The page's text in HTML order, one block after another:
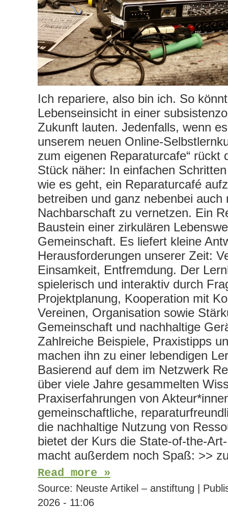
Ich repariere, also bin ich. So
Lebenseinsicht in einer
Zukunft lauten. Jedenfalls, wenn
unserem neuen Online-
zum eigenen Reparaturcafe“ rückt
Stück näher: In einfachen
wie es geht, ein Reparaturcafé
betreiben und ganz nebenbei auch
Nachbarschaft zu vernetzen. Ein
Baustein einer zirkulären
Gemeinschaft. Es liefert kleine
Herausforderungen unserer Zeit:
Einsamkeit, Entfremdung. Der
spielerisch und interaktiv durch
Projektplanung, Kooperation mit
Vereinen, Organisation sowie
Gemeinschaft und nachhaltige
Zahlreiche Beispiele, Praxistipps
machen ihn zu einer lebendigen
Basierend auf dem im Netzwerk
über viele Jahre gesammelten
Praxiserfahrungen von
gemeinschaftliche,
die nachhaltige Nutzung von
bietet der Kurs die State-of-the-
macht außerdem noch Spaß: >>
Read more »
Source: Neuste Artikel – anstiftung
2026 - 11:06